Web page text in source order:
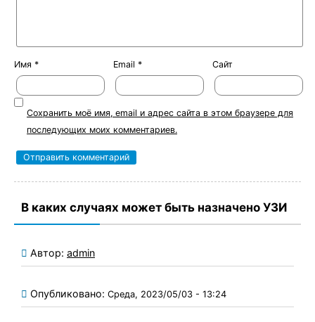
Имя * Email * Сайт
Сохранить моё имя, email и адрес сайта в этом браузере для
последующих моих комментариев.
В каких случаях может быть назначено УЗИ
Автор: admin
Опубликовано: Среда, 2023/05/03 - 13:24